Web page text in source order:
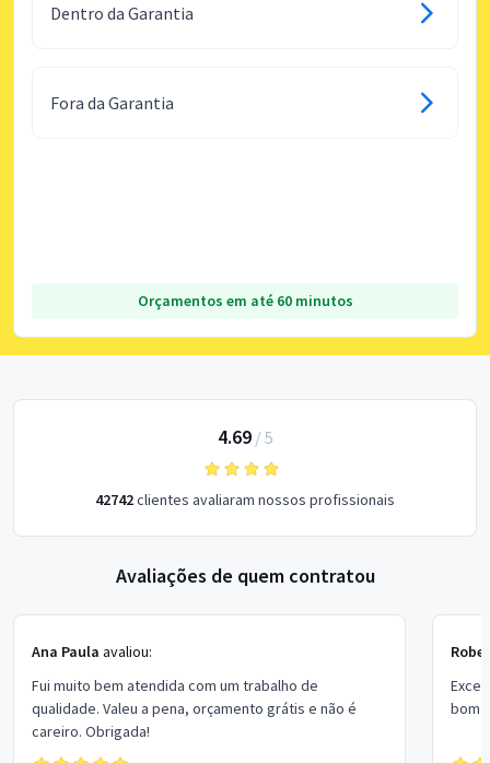
Dentro da Garantia
Fora da Garantia
Orçamentos em até 60 minutos
4.69/ 5
42742clientes avaliaram nossos profissionais
Avaliações de quem contratou
Ana Paula avaliou:
Fui muito bem atendida com um trabalho de
qualidade. Valeu a pena, orçamento grátis e não é
careiro. Obrigada!
bom